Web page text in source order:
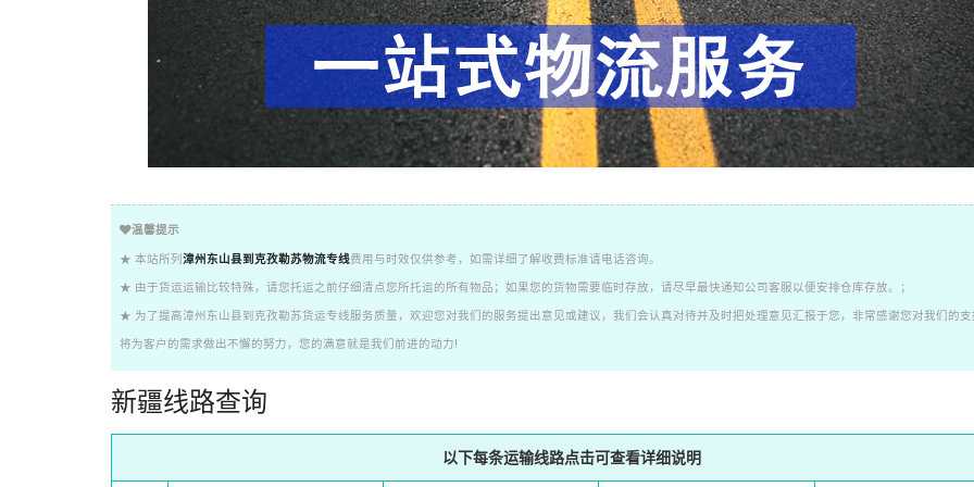
温馨提示
★ 本站所列 漳州东山县到克孜勒苏物流专线费用与时效仅供参考，如需详细了解收费标准请电话咨询。
★ 由于货运运输比较特殊，请您托运之前仔细清点您所托运的所有物品；如果您的货物需要临时存放，请尽早最快通知公司客服以便安排仓库存放。；
★ 为了提高漳州东山县到克孜勒苏货运专线服务质量，欢迎您对我们的服务提出意见或建议，我们会认真对待并及时把处理意见汇报于您，非常感谢您对我们的
将为客户的需求做出不懈的努力，您的满意就是我们前进的动力!
新疆线路查询
以下每条运输线路点击可查看详细说明